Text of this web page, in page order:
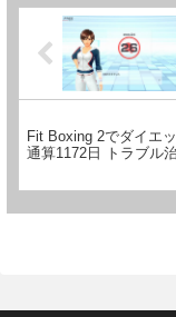
Fit Boxing 2でダイエ
通算1172日 トラブル